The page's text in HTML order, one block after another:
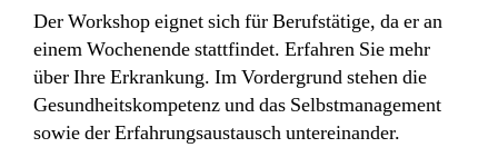
Der Workshop eignet sich für Berufstätige, da er an
einem Wochenende stattfindet. Erfahren Sie mehr
über Ihre Erkrankung. Im Vordergrund stehen die
Gesundheitskompetenz und das Selbstmanagement
sowie der Erfahrungsaustausch untereinander.